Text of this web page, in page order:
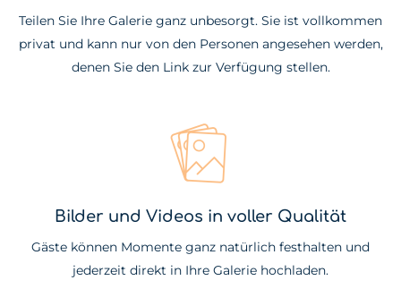
Teilen Sie Ihre Galerie ganz unbesorgt. Sie ist vollkommen
privat und kann nur von den Personen angesehen werden,
denen Sie den Link zur Verfügung stellen.
Bilder und Videos in voller Qualität
Gäste können Momente ganz natürlich festhalten und
jederzeit direkt in Ihre Galerie hochladen.